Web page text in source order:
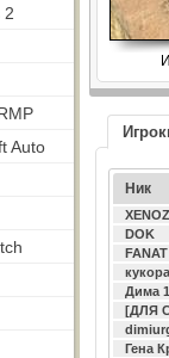
2
Auto
Ник
DOK
FANAT
Дима
[ДЛЯ
Гена